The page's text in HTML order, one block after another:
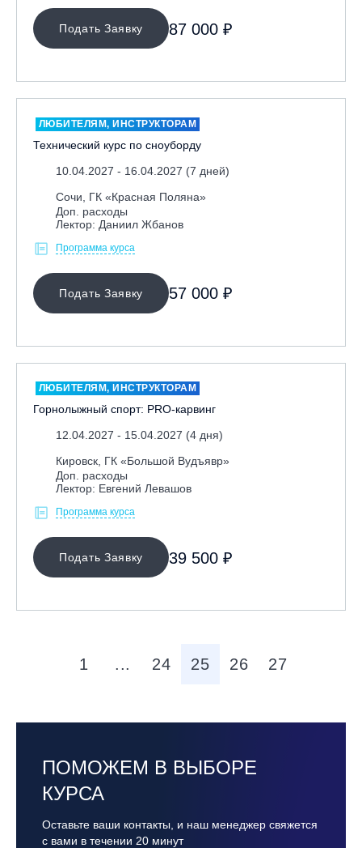
Подать Заявку 87 000 ₽
ЛЮБИТЕЛЯМ, ИНСТРУКТОРАМ
Технический курс по сноуборду
10.04.2027 - 16.04.2027 (7 дней)
Сочи, ГК «Красная Поляна»
Доп. расходы
Лектор: Даниил Жбанов
Программа курса
Подать Заявку 57 000 ₽
ЛЮБИТЕЛЯМ, ИНСТРУКТОРАМ
Горнолыжный спорт: PRO-карвинг
12.04.2027 - 15.04.2027 (4 дня)
Кировск, ГК «Большой Вудъявр»
Доп. расходы
Лектор: Евгений Левашов
Программа курса
Подать Заявку 39 500 ₽
1 ... 24 25 26 27
ПОМОЖЕМ В ВЫБОРЕ
КУРСА
Оставьте ваши контакты, и наш менеджер свяжется
с вами в течении 20 минут